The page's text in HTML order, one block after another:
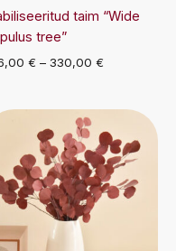
taim “Wide
tree”
€ – 330,00 €
330,00 €